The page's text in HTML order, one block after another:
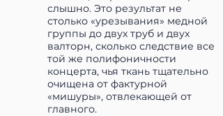
слышно. Это результат не
столько «урезывания» медной
группы до двух труб и двух
валторн, сколько следствие все
той же полифоничности
концерта, чья ткань тщательно
очищена от фактурной
«мишуры», отвлекающей от
главного.